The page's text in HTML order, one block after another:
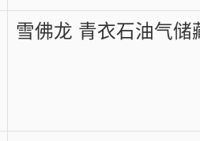
雪佛龙 青衣石油气储